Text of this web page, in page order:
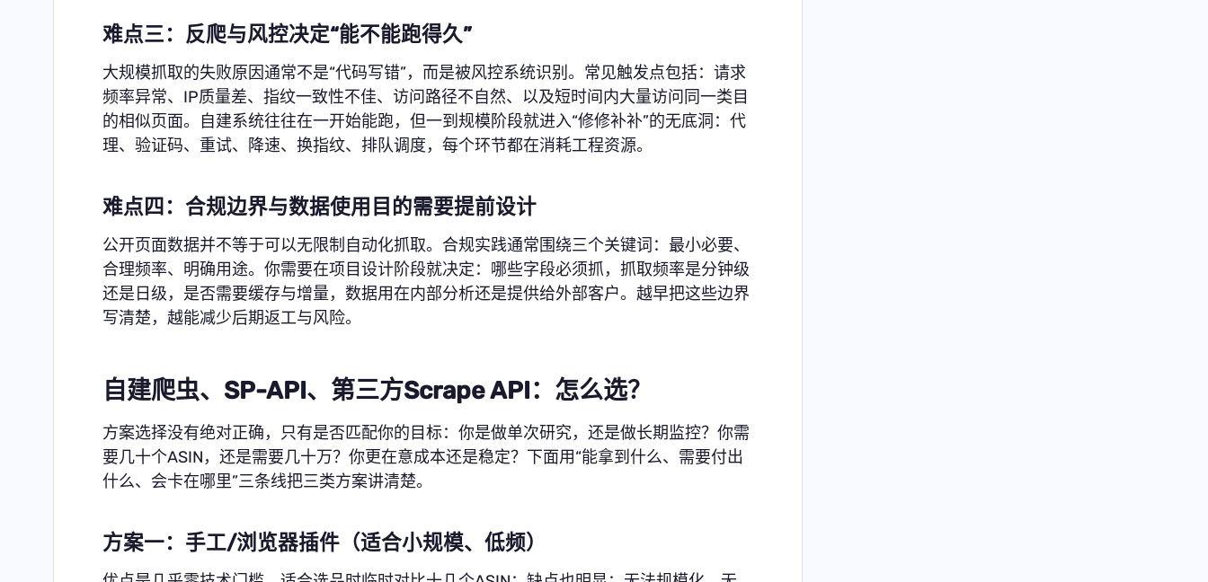
难点三：反爬与风控决定“能不能跑得久”
大规模抓取的失败原因通常不是“代码写错”，而是被风控系统识别。常见触发点包括：请求
频率异常、IP质量差、指纹一致性不佳、访问路径不自然、以及短时间内大量访问同一类目
的相似页面。自建系统往往在一开始能跑，但一到规模阶段就进入“修修补补”的无底洞：代
理、验证码、重试、降速、换指纹、排队调度，每个环节都在消耗工程资源。
难点四：合规边界与数据使用目的需要提前设计
公开页面数据并不等于可以无限制自动化抓取。合规实践通常围绕三个关键词：最小必要、
合理频率、明确用途。你需要在项目设计阶段就决定：哪些字段必须抓，抓取频率是分钟级
还是日级，是否需要缓存与增量，数据用在内部分析还是提供给外部客户。越早把这些边界
写清楚，越能减少后期返工与风险。
自建爬虫、SP-API、第三方Scrape API：怎么选？
方案选择没有绝对正确，只有是否匹配你的目标：你是做单次研究，还是做长期监控？你需
要几十个ASIN，还是需要几十万？你更在意成本还是稳定？下面用“能拿到什么、需要付出
什么、会卡在哪里”三条线把三类方案讲清楚。
方案一：手工/浏览器插件（适合小规模、低频）